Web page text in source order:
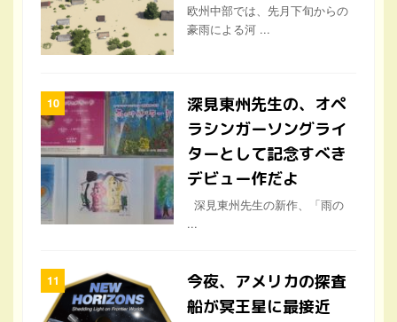
欧州中部では、先月下旬からの
豪雨による河 ...
深見東州先生の、オペ
ラシンガーソングライ
ターとして記念すべき
デビュー作だよ
深見東州先生の新作、「雨の
...
今夜、アメリカの探査
船が冥王星に最接近